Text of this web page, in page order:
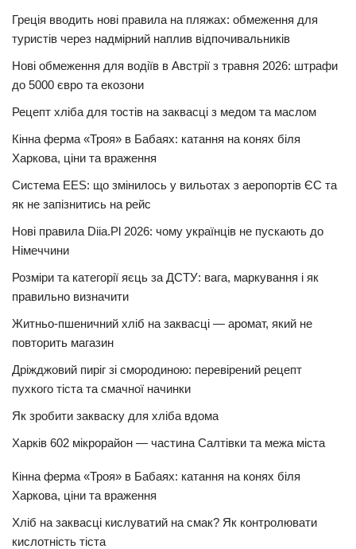
Греція вводить нові правила на пляжах: обмеження для
туристів через надмірний наплив відпочивальників
Нові обмеження для водіїв в Австрії з травня 2026: штрафи
до 5000 євро та екозони
Рецепт хліба для тостів на заквасці з медом та маслом
Кінна ферма «Троя» в Бабаях: катання на конях біля
Харкова, ціни та враження
Система EES: що змінилось у вильотах з аеропортів ЄС та
як не запізнитись на рейс
Нові правила Diia.Pl 2026: чому українців не пускають до
Німеччини
Розміри та категорії яєць за ДСТУ: вага, маркування і як
правильно визначити
Житньо-пшеничний хліб на заквасці — аромат, який не
повторить магазин
Дріжджовий пиріг зі смородиною: перевірений рецепт
пухкого тіста та смачної начинки
Як зробити закваску для хліба вдома
Харків 602 мікрорайон — частина Салтівки та межа міста
Кінна ферма «Троя» в Бабаях: катання на конях біля
Харкова, ціни та враження
Хліб на заквасці кислуватий на смак? Як контролювати
кислотність тіста